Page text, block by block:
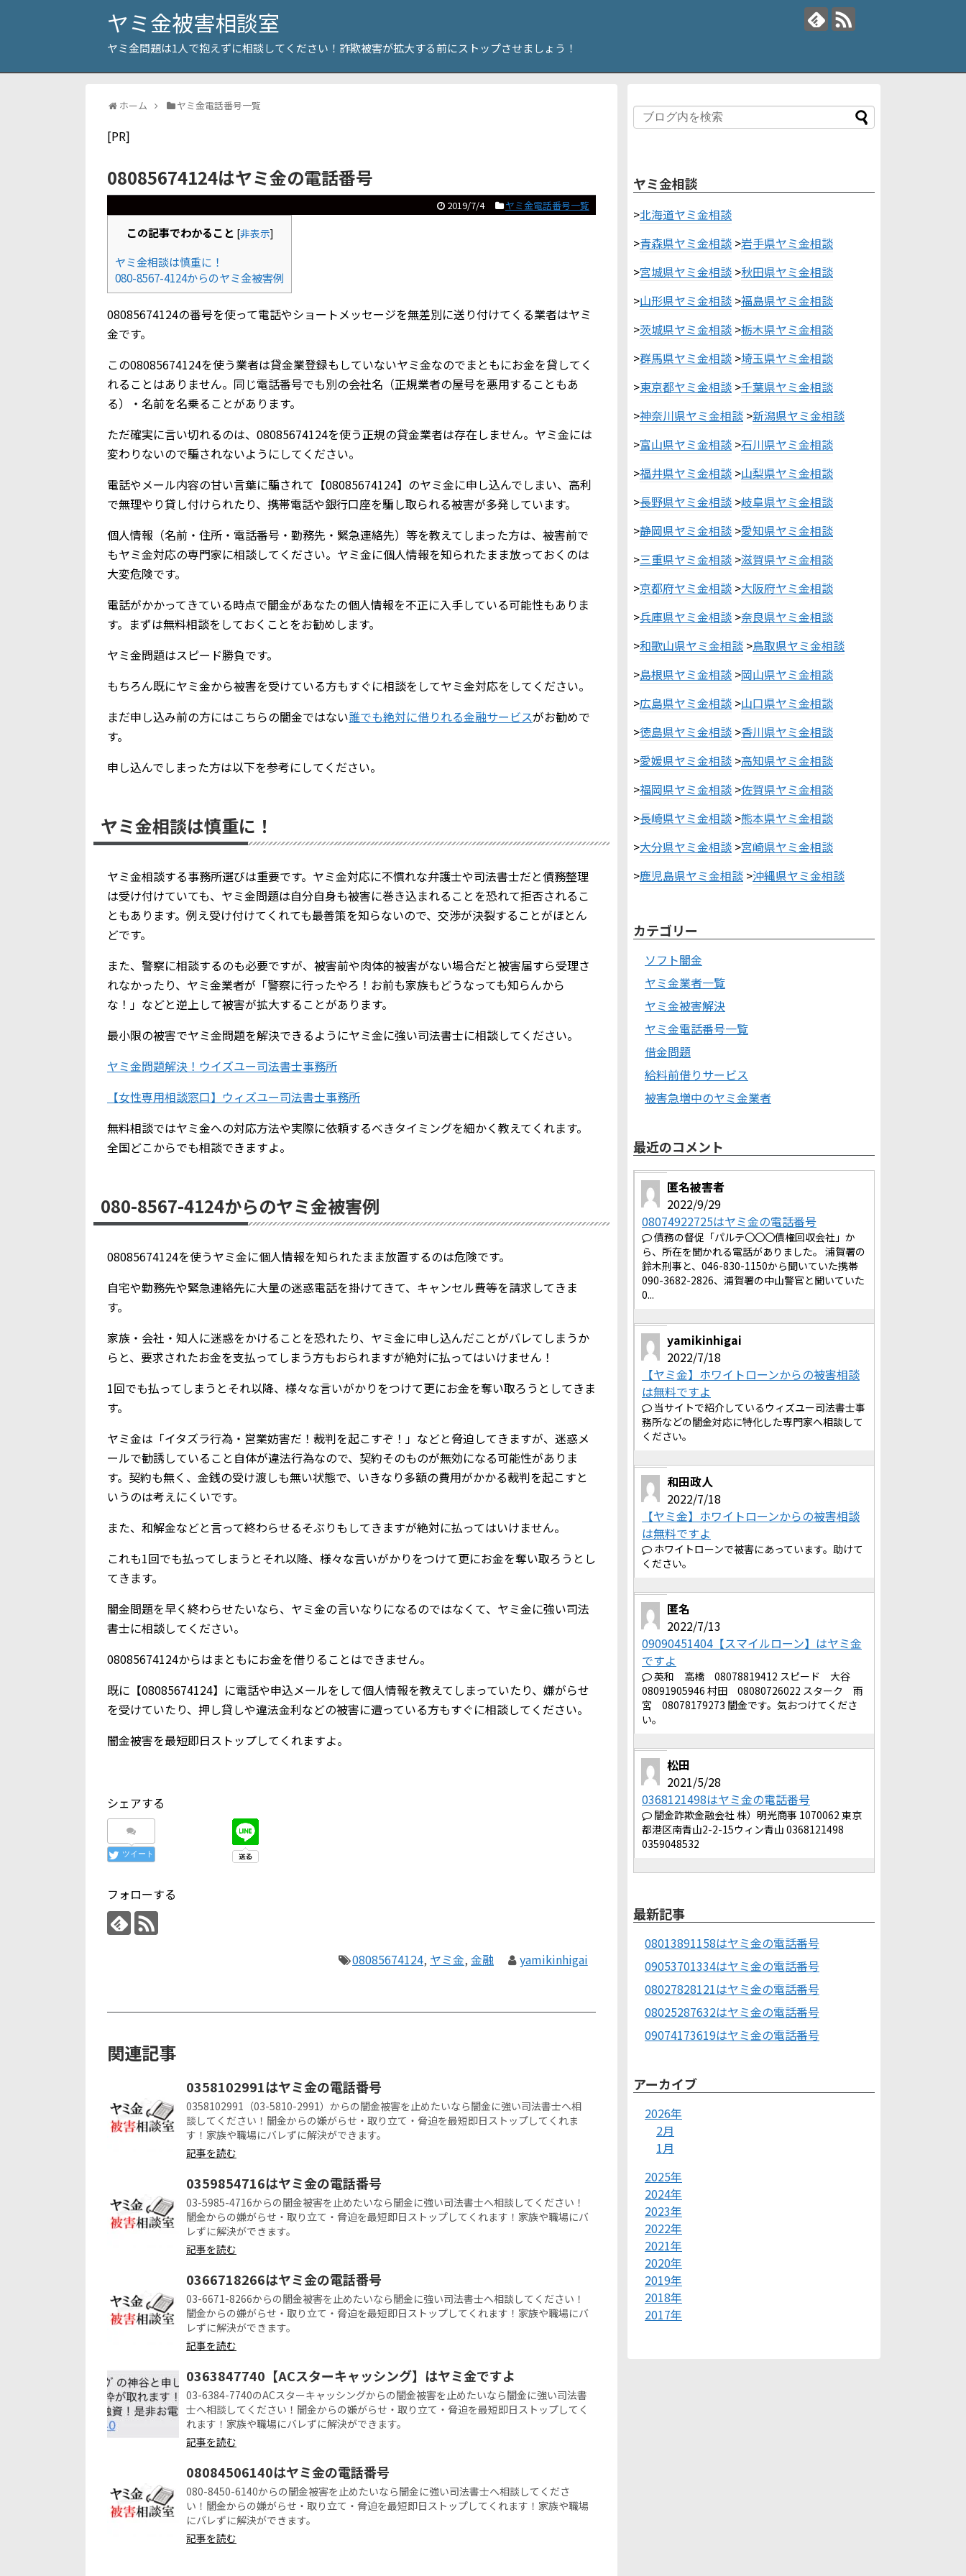
ヤミ金被害相談室
ヤミ金問題は1人で抱えずに相談してください！詐欺被害が拡大する前にストップさせましょう！
ホーム ヤミ金電話番号一覧
[PR]
08085674124はヤミ金の電話番号
2019/7/4 ヤミ金電話番号一覧
この記事でわかること [非表示]
ヤミ金相談は慎重に！
080-8567-4124からのヤミ金被害例
08085674124の番号を使って電話やショートメッセージを無差別に送り付けてくる業者はヤミ
金です。
この08085674124を使う業者は貸金業登録もしていないヤミ金なのでまともにお金を貸してく
れることはありません。同じ電話番号でも別の会社名（正規業者の屋号を悪用することもあ
る）・名前を名乗ることがあります。
ただ確実に言い切れるのは、08085674124を使う正規の貸金業者は存在しません。ヤミ金には
変わりないので騙されないようにしてください。
電話やメール内容の甘い言葉に騙されて【08085674124】のヤミ金に申し込んでしまい、高利
で無理やり貸し付けられたり、携帯電話や銀行口座を騙し取られる被害が多発しています。
個人情報（名前・住所・電話番号・勤務先・緊急連絡先）等を教えてしまった方は、被害前で
もヤミ金対応の専門家に相談してください。ヤミ金に個人情報を知られたまま放っておくのは
大変危険です。
電話がかかってきている時点で闇金があなたの個人情報を不正に入手している可能性もありま
す。まずは無料相談をしておくことをお勧めします。
ヤミ金問題はスピード勝負です。
もちろん既にヤミ金から被害を受けている方もすぐに相談をしてヤミ金対応をしてください。
まだ申し込み前の方にはこちらの闇金ではない誰でも絶対に借りれる金融サービスがお勧めで
す。
申し込んでしまった方は以下を参考にしてください。
ヤミ金相談は慎重に！
ヤミ金相談する事務所選びは重要です。ヤミ金対応に不慣れな弁護士や司法書士だと債務整理
は受け付けていても、ヤミ金問題は自分自身も被害に巻き込まれることを恐れて拒否されるこ
ともあります。例え受け付けてくれても最善策を知らないので、交渉が決裂することがほとん
どです。
また、警察に相談するのも必要ですが、被害前や肉体的被害がない場合だと被害届すら受理さ
れなかったり、ヤミ金業者が「警察に行ったやろ！お前も家族もどうなっても知らんから
な！」などと逆上して被害が拡大することがあります。
最小限の被害でヤミ金問題を解決できるようにヤミ金に強い司法書士に相談してください。
ヤミ金問題解決！ウイズユー司法書士事務所
【女性専用相談窓口】ウィズユー司法書士事務所
無料相談ではヤミ金への対応方法や実際に依頼するべきタイミングを細かく教えてくれます。
全国どこからでも相談できますよ。
080-8567-4124からのヤミ金被害例
08085674124を使うヤミ金に個人情報を知られたまま放置するのは危険です。
自宅や勤務先や緊急連絡先に大量の迷惑電話を掛けてきて、キャンセル費等を請求してきま
す。
家族・会社・知人に迷惑をかけることを恐れたり、ヤミ金に申し込んだことがバレてしまうか
らと、要求されたお金を支払ってしまう方もおられますが絶対に払ってはいけません！
1回でも払ってしまうとそれ以降、様々な言いがかりをつけて更にお金を奪い取ろうとしてきま
す。
ヤミ金は「イタズラ行為・営業妨害だ！裁判を起こすぞ！」などと脅迫してきますが、迷惑メ
ールで勧誘していること自体が違法行為なので、契約そのものが無効になる可能性がありま
す。契約も無く、金銭の受け渡しも無い状態で、いきなり多額の費用がかかる裁判を起こすと
いうのは考えにくいです。
また、和解金などと言って終わらせるそぶりもしてきますが絶対に払ってはいけません。
これも1回でも払ってしまうとそれ以降、様々な言いがかりをつけて更にお金を奪い取ろうとし
てきます。
闇金問題を早く終わらせたいなら、ヤミ金の言いなりになるのではなくて、ヤミ金に強い司法
書士に相談してください。
08085674124からはまともにお金を借りることはできません。
既に【08085674124】に電話や申込メールをして個人情報を教えてしまっていたり、嫌がらせ
を受けていたり、押し貸しや違法金利などの被害に遭っている方もすぐに相談してください。
闇金被害を最短即日ストップしてくれますよ。
シェアする
ツイート
フォローする
08085674124, ヤミ金,金融 yamikinhigai
関連記事
0358102991はヤミ金の電話番号
0358102991（03-5810-2991）からの闇金被害を止めたいなら闇金に強い司法書士へ相
談してください！闇金からの嫌がらせ・取り立て・脅迫を最短即日ストップしてくれま
す！家族や職場にバレずに解決ができます。
記事を読む
0359854716はヤミ金の電話番号
03-5985-4716からの闇金被害を止めたいなら闇金に強い司法書士へ相談してください！
闇金からの嫌がらせ・取り立て・脅迫を最短即日ストップしてくれます！家族や職場にバ
レずに解決ができます。
記事を読む
0366718266はヤミ金の電話番号
03-6671-8266からの闇金被害を止めたいなら闇金に強い司法書士へ相談してください！
闇金からの嫌がらせ・取り立て・脅迫を最短即日ストップしてくれます！家族や職場にバ
レずに解決ができます。
記事を読む
0363847740【ACスターキャッシング】はヤミ金ですよ
03-6384-7740のACスターキャッシングからの闇金被害を止めたいなら闇金に強い司法書
士へ相談してください！闇金からの嫌がらせ・取り立て・脅迫を最短即日ストップしてく
れます！家族や職場にバレずに解決ができます。
記事を読む
08084506140はヤミ金の電話番号
080-8450-6140からの闇金被害を止めたいなら闇金に強い司法書士へ相談してくださ
い！闇金からの嫌がらせ・取り立て・脅迫を最短即日ストップしてくれます！家族や職場
にバレずに解決ができます。
記事を読む
ヤミ金相談
>北海道ヤミ金相談
>青森県ヤミ金相談 >岩手県ヤミ金相談
>宮城県ヤミ金相談 >秋田県ヤミ金相談
>山形県ヤミ金相談 >福島県ヤミ金相談
>茨城県ヤミ金相談 >栃木県ヤミ金相談
>群馬県ヤミ金相談 >埼玉県ヤミ金相談
>東京都ヤミ金相談 >千葉県ヤミ金相談
>神奈川県ヤミ金相談 >新潟県ヤミ金相談
>富山県ヤミ金相談 >石川県ヤミ金相談
>福井県ヤミ金相談 >山梨県ヤミ金相談
>長野県ヤミ金相談 >岐阜県ヤミ金相談
>静岡県ヤミ金相談 >愛知県ヤミ金相談
>三重県ヤミ金相談 >滋賀県ヤミ金相談
>京都府ヤミ金相談 >大阪府ヤミ金相談
>兵庫県ヤミ金相談 >奈良県ヤミ金相談
>和歌山県ヤミ金相談 >鳥取県ヤミ金相談
>島根県ヤミ金相談 >岡山県ヤミ金相談
>広島県ヤミ金相談 >山口県ヤミ金相談
>徳島県ヤミ金相談 >香川県ヤミ金相談
>愛媛県ヤミ金相談 >高知県ヤミ金相談
>福岡県ヤミ金相談 >佐賀県ヤミ金相談
>長崎県ヤミ金相談 >熊本県ヤミ金相談
>大分県ヤミ金相談 >宮崎県ヤミ金相談
>鹿児島県ヤミ金相談 >沖縄県ヤミ金相談
カテゴリー
ソフト闇金
ヤミ金業者一覧
ヤミ金被害解決
ヤミ金電話番号一覧
借金問題
給料前借りサービス
被害急増中のヤミ金業者
最近のコメント
匿名被害者
2022/9/29
08074922725はヤミ金の電話番号
債務の督促「パルテ〇〇〇債権回収会社」か
ら、所在を聞かれる電話がありました。 浦賀署の
鈴木刑事と、046-830-1150から聞いていた携帯
090-3682-2826、浦賀署の中山警官と聞いていた
0...
yamikinhigai
2022/7/18
【ヤミ金】ホワイトローンからの被害相談
は無料ですよ
当サイトで紹介しているウィズユー司法書士事
務所などの闇金対応に特化した専門家へ相談して
ください。
和田政人
2022/7/18
【ヤミ金】ホワイトローンからの被害相談
は無料ですよ
ホワイトローンで被害にあっています。助けて
ください。
匿名
2022/7/13
09090451404【スマイルローン】はヤミ金
ですよ
英和 高橋 08078819412 スピード 大谷
08091905946 村田 08080726022 スターク 雨
宮 08078179273 闇金です。気おつけてくださ
い。
松田
2021/5/28
0368121498はヤミ金の電話番号
闇金詐欺金融会社 株）明光商事 1070062 東京
都港区南青山2-2-15ウィン青山 0368121498
0359048532
最新記事
08013891158はヤミ金の電話番号
09053701334はヤミ金の電話番号
08027828121はヤミ金の電話番号
08025287632はヤミ金の電話番号
09074173619はヤミ金の電話番号
アーカイブ
2026年
2月
1月
2025年
2024年
2023年
2022年
2021年
2020年
2019年
2018年
2017年